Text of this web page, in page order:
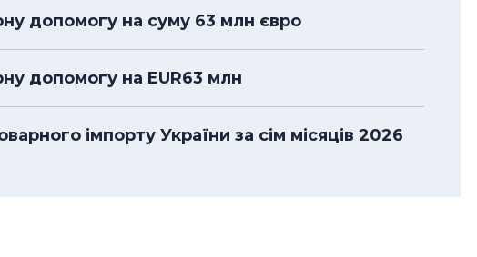
допомогу на суму 63 млн євро
допомогу на EUR63 млн
імпорту України за сім місяців 2026